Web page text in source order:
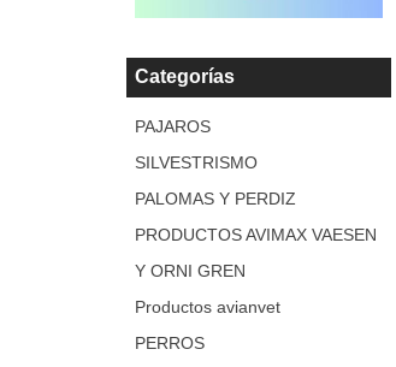
Categorías
PAJAROS
SILVESTRISMO
PALOMAS Y PERDIZ
PRODUCTOS AVIMAX VAESEN
Y ORNI GREN
Productos avianvet
PERROS